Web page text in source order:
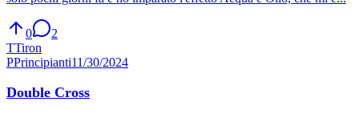
0
2
TTiron
PPrincipianti11/30/2024
Double Cross